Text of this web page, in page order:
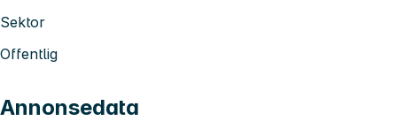
Sektor
Offentlig
Annonsedata